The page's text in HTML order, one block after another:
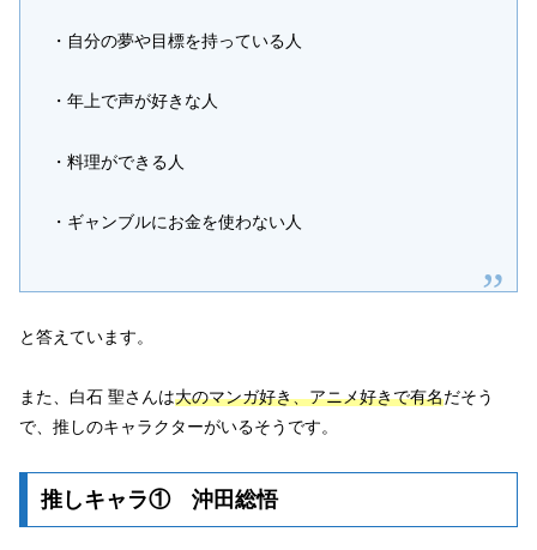
・自分の夢や目標を持っている人
・年上で声が好きな人
・料理ができる人
・ギャンブルにお金を使わない人
と答えています。
また、白石 聖さんは大のマンガ好き、アニメ好きで有名だそう
で、推しのキャラクターがいるそうです。
推しキャラ① 沖田総悟